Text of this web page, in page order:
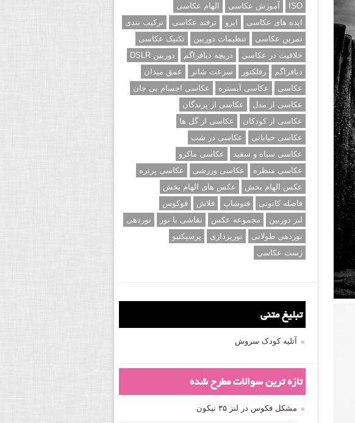
ISO آموزش عکاسی
الهام عکاسی
ایده های عکاسی
ایزو ترفند عکاسی
ترکیب بندی
تمرین عکاسی
تنظیمات دوربین
تکنیک عکاسی
خلاقیت در عکاسی
دریچه دیافراگم
دوربین DSLR
دیافراگم
رفلکتور سرعت شاتر
عمق میدان
عکاسی
عکاسی آبستره
عکاسی اجسام بی جان
عکاسی از مدل
عکاسی از پرندگان
عکاسی از کودکان
عکاسی از گل ها
عکاسی خیابانی
عکاسی در شب
عکاسی سیاه و سفید
عکاسی ماکرو
عکاسی منظره
عکاسی ورزشی
عکاسی پرتره
عکس الهام بخش
عکس های الهام بخش
فاصله کانونی
فتوشاپ فلاش
فوکوس
لنز دوربین
مجموعه عکس نقاشی با نور
نوردهی
نوردهی طولانی
نورپردازی
پرسپکتیو
ژست عکاسی
تبلیغ متنی
آتلیه کودک سروش
تازه ترین سوالات مطرح شده
مشکل فکوس در لنز ۳۵ نیکون